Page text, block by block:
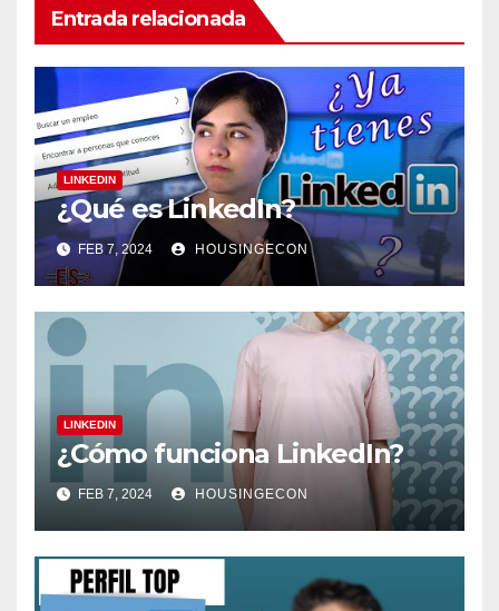
Entrada relacionada
LINKEDIN
¿Qué es LinkedIn?
FEB 7, 2024 HOUSINGECON
LINKEDIN
¿Cómo funciona LinkedIn?
FEB 7, 2024 HOUSINGECON